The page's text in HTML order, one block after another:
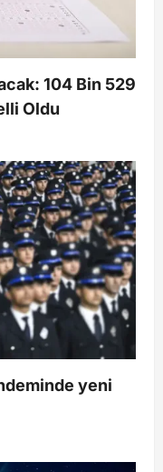
104 Bin 529
Oldu
yeni